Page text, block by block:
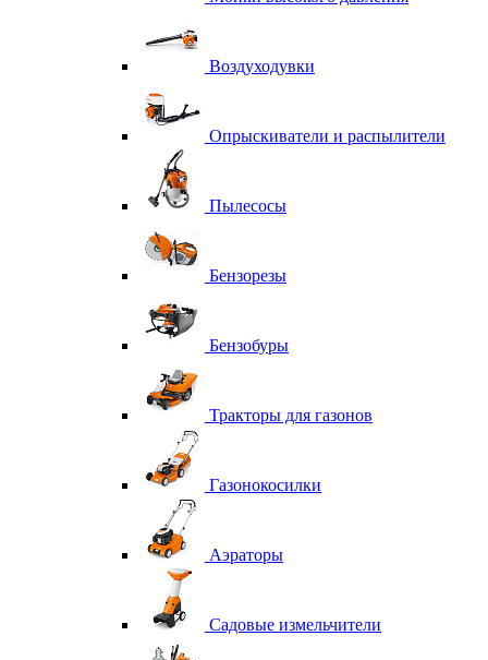
Воздуходувки
Опрыскиватели и распылители
Пылесосы
Бензорезы
Бензобуры
Тракторы для газонов
Газонокосилки
Аэраторы
Садовые измельчители